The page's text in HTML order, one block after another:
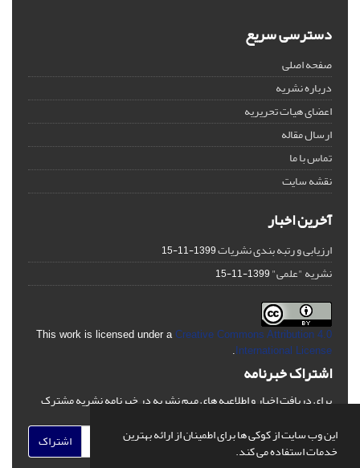
این وب سایت از کوکی ها برای اطمینان از ارائه بهترین
خدمات استفاده می کند.
دسترسی سریع
صفحه اصلی
درباره نشریه
اعضای هیات تحریریه
ارسال مقاله
تماس با ما
نقشه سایت
آخرین اخبار
ارزیابی و رتبه بندی نشریات1399-11-15
نشریه "علمی"1399-11-15
This work is licensed under a Creative Commons Attribution 4.0
International License
اشتراک خبرنامه
برای دریافت اخبار و اطلاعیه های مهم نشریه در خبرنامه نشریه مشترک
اشتراک